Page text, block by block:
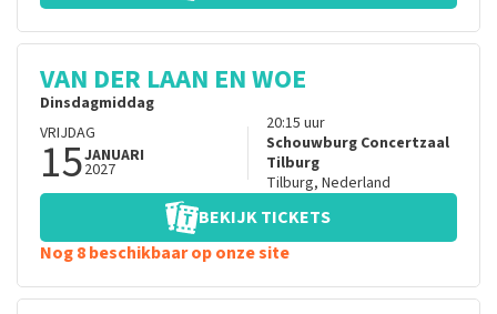
VAN DER LAAN EN WOE
Dinsdagmiddag
VRIJDAG
15JANUARI
2027
20:15 uur
Schouwburg Concertzaal
Tilburg
Tilburg, Nederland
BEKIJK TICKETS
Nog 8 beschikbaar op onze site